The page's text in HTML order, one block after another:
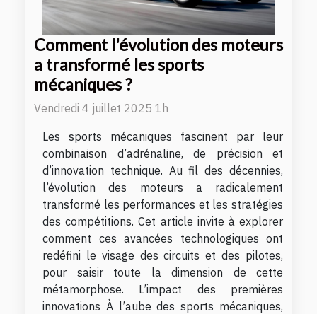
Comment l'évolution des moteurs
a transformé les sports
mécaniques ?
Vendredi 4 juillet 2025 1h
Les sports mécaniques fascinent par leur
combinaison d’adrénaline, de précision et
d’innovation technique. Au fil des décennies,
l’évolution des moteurs a radicalement
transformé les performances et les stratégies
des compétitions. Cet article invite à explorer
comment ces avancées technologiques ont
redéfini le visage des circuits et des pilotes,
pour saisir toute la dimension de cette
métamorphose. L’impact des premières
innovations À l’aube des sports mécaniques,